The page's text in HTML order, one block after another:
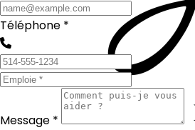
Téléphone *
Message *